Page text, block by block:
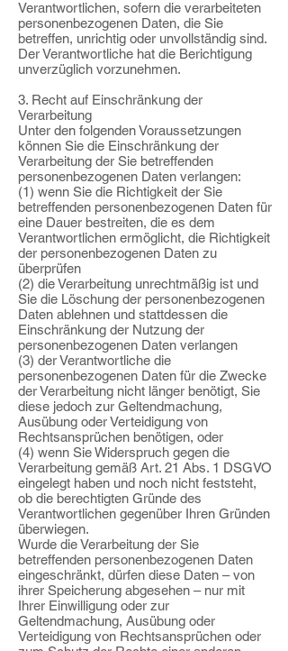
Verantwortlichen, sofern die verarbeiteten
personenbezogenen Daten, die Sie
betreffen, unrichtig oder unvollständig sind.
Der Verantwortliche hat die Berichtigung
unverzüglich vorzunehmen.
3. Recht auf Einschränkung der
Verarbeitung
Unter den folgenden Voraussetzungen
können Sie die Einschränkung der
Verarbeitung der Sie betreffenden
personenbezogenen Daten verlangen:
(1) wenn Sie die Richtigkeit der Sie
betreffenden personenbezogenen Daten für
eine Dauer bestreiten, die es dem
Verantwortlichen ermöglicht, die Richtigkeit
der personenbezogenen Daten zu
überprüfen
(2) die Verarbeitung unrechtmäßig ist und
Sie die Löschung der personenbezogenen
Daten ablehnen und stattdessen die
Einschränkung der Nutzung der
personenbezogenen Daten verlangen
(3) der Verantwortliche die
personenbezogenen Daten für die Zwecke
der Verarbeitung nicht länger benötigt, Sie
diese jedoch zur Geltendmachung,
Ausübung oder Verteidigung von
Rechtsansprüchen benötigen, oder
(4) wenn Sie Widerspruch gegen die
Verarbeitung gemäß Art. 21 Abs. 1 DSGVO
eingelegt haben und noch nicht feststeht,
ob die berechtigten Gründe des
Verantwortlichen gegenüber Ihren Gründen
überwiegen.
Wurde die Verarbeitung der Sie
betreffenden personenbezogenen Daten
eingeschränkt, dürfen diese Daten – von
ihrer Speicherung abgesehen – nur mit
Ihrer Einwilligung oder zur
Geltendmachung, Ausübung oder
Verteidigung von Rechtsansprüchen oder